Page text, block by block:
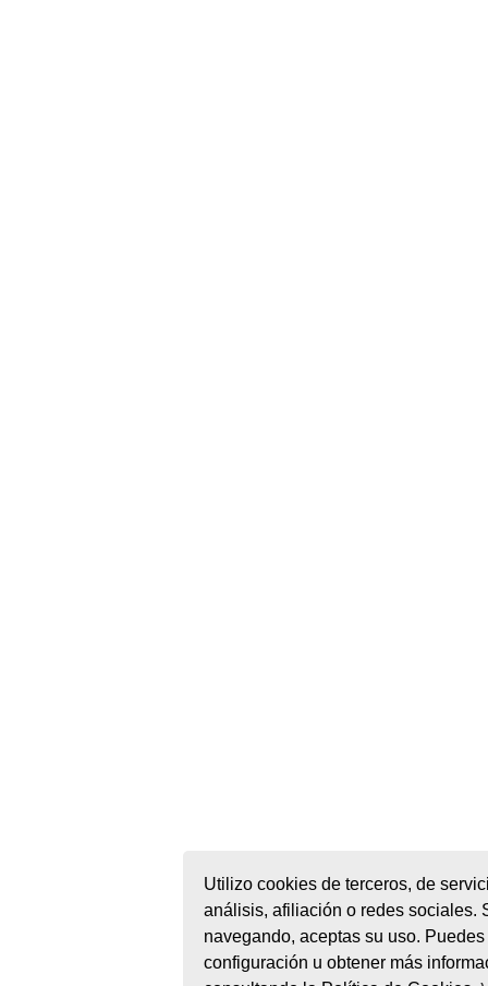
Utilizo cookies de terceros, de
análisis, afiliación o redes sociales.
navegando, aceptas su uso.
configuración u obtener más